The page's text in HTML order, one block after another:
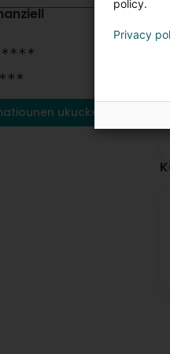
ukucken
policy.
Privacy